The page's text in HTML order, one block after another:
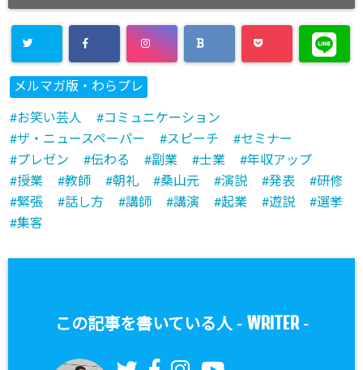
メルマガ版・わらプレ
お笑い芸人
コミュニケーション
ザ・ニュースペーパー
スピーチ
セミナー
プレゼン
伝わる 副業 士業
年収アップ
授業
教師 朝礼 桑山元 演説 発表
研修
緊張
話し方 講師 講演 起業 遊説
選挙
集客
この記事を書いている人 - WRITER-